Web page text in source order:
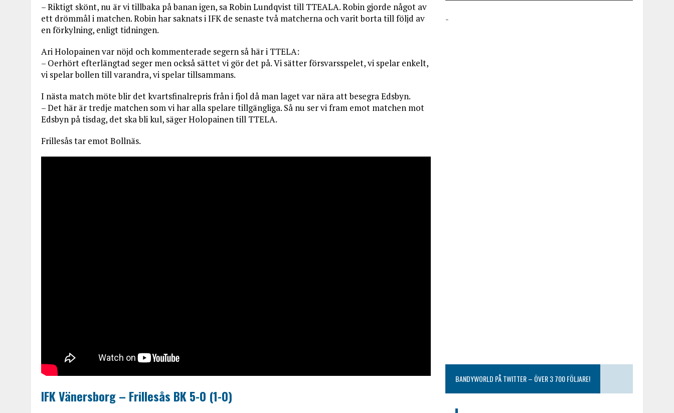
– Riktigt skönt, nu är vi tillbaka på banan igen, sa Robin Lundqvist till TTEALA. Robin gjorde något av
ett drömmål i matchen. Robin har saknats i IFK de senaste två matcherna och varit borta till följd av
en förkylning, enligt tidningen.
Ari Holopainen var nöjd och kommenterade segern så här i TTELA:
– Oerhört efterlängtad seger men också sättet vi gör det på. Vi sätter försvarsspelet, vi spelar enkelt,
vi spelar bollen till varandra, vi spelar tillsammans.
I nästa match möte blir det kvartsfinalrepris från i fjol då man laget var nära att besegra Edsbyn.
– Det här är tredje matchen som vi har alla spelare tillgängliga. Så nu ser vi fram emot matchen mot
Edsbyn på tisdag, det ska bli kul, säger Holopainen till TTELA.
Frillesås tar emot Bollnäs.
IFK Vänersborg – Frillesås BK 5-0 (1-0)
-
BANDYWORLD PÅ TWITTER – ÖVER 3 700 FÖLJARE!